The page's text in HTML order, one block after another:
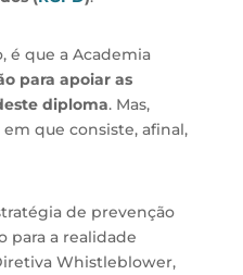
é que a Academia
para apoiar as
diploma. Mas,
que consiste, afinal,
de prevenção
para a realidade
Whistleblower,